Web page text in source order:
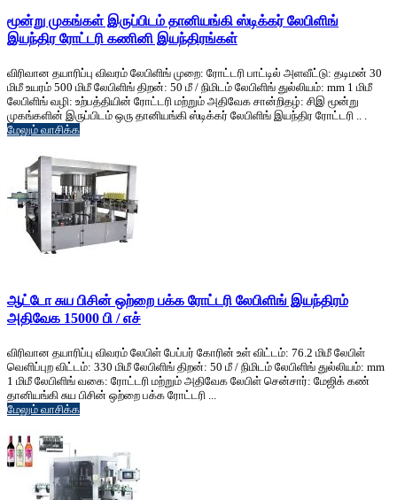
மூன்று முகங்கள் இருப்பிடம் தானியங்கி ஸ்டிக்கர் லேபிளிங்
இயந்திர ரோட்டரி கணினி இயந்திரங்கள்
விரிவான தயாரிப்பு விவரம் லேபிளிங் முறை: ரோட்டரி பாட்டில் அளவீட்டு: தடிமன் 30
மிமீ உயரம் 500 மிமீ லேபிளிங் திறன்: 50 மீ / நிமிடம் லேபிளிங் துல்லியம்: mm 1 மிமீ
லேபிளிங் வழி: உற்பத்தியின் ரோட்டரி மற்றும் அதிவேக சான்றிதழ்: சிஇ மூன்று
முகங்களின் இருப்பிடம் ஒரு தானியங்கி ஸ்டிக்கர் லேபிளிங் இயந்திர ரோட்டரி .. .
மேலும் வாசிக்க
ஆட்டோ சுய பிசின் ஒற்றை பக்க ரோட்டரி லேபிளிங் இயந்திரம்
அதிவேக 15000 பி / எச்
விரிவான தயாரிப்பு விவரம் லேபிள் பேப்பர் கோரின் உள் விட்டம்: 76.2 மிமீ லேபிள்
வெளிப்புற விட்டம்: 330 மிமீ லேபிளிங் திறன்: 50 மீ / நிமிடம் லேபிளிங் துல்லியம்: mm
1 மிமீ லேபிளிங் வகை: ரோட்டரி மற்றும் அதிவேக லேபிள் சென்சார்: மேஜிக் கண்
தானியங்கி சுய பிசின் ஒற்றை பக்க ரோட்டரி ...
மேலும் வாசிக்க